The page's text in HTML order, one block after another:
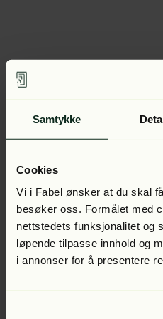
Samtykke
Cookies
Vi i Fabel ønsker at du skal
besøker oss. Formålet med
nettstedets funksjonalitet og
løpende tilpasse innhold og
i annonser for å presentere